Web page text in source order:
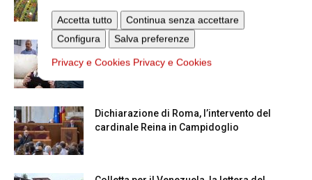
Accetta tutto
Continua senza accettare
Configura
Salva preferenze
Privacy e Cookies Privacy e Cookies
A San Saba la Messa per la Giornata dei
nonni e...
Dichiarazione di Roma, l’intervento del
cardinale Reina in Campidoglio